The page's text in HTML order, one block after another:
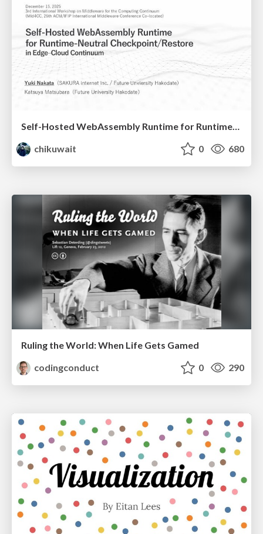
Self-Hosted WebAssembly Runtime for Runtime-Neutral Checkpoint/Restore in Edge–Cloud Continuum
chikuwait
0 680
Ruling the World: When Life Gets Gamed
codingconduct
0 290